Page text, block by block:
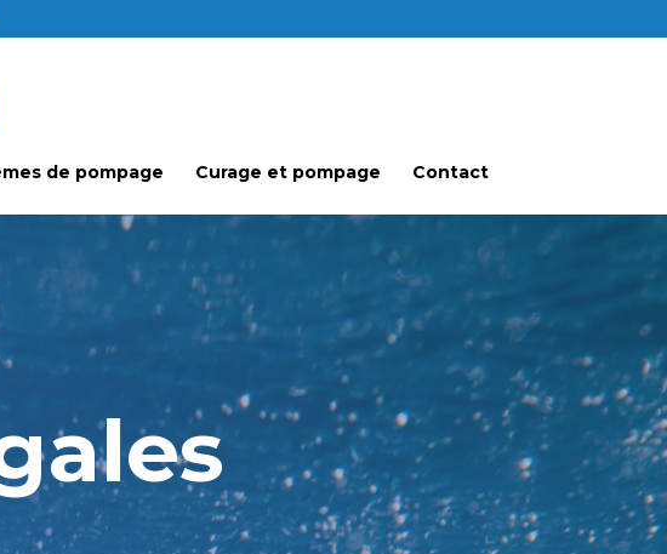
de pompage Curage et pompage Contact